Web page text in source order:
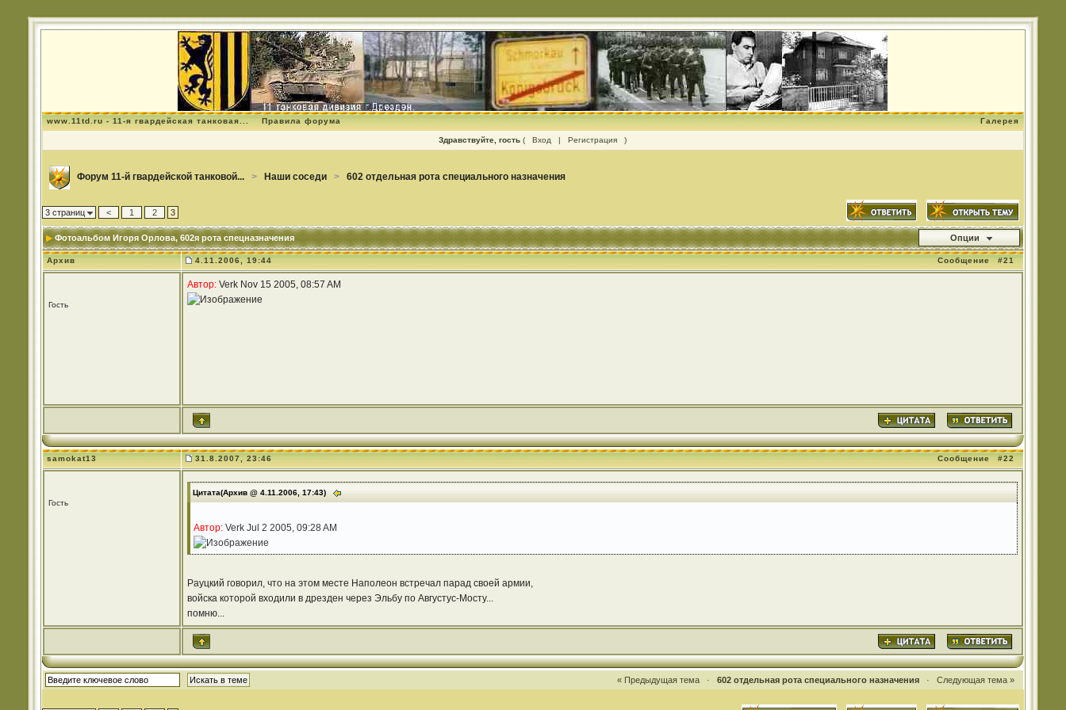
www.11td.ru - 11-я гвардейская танковая... Правила форума Галерея
Здравствуйте, гость ( Вход | Регистрация )
Форум 11-й гвардейской танковой... > Наши соседи > 602 отдельная рота специального назначения
3 страниц < 1 2 3
Фотоальбом Игоря Орлова, 602я рота спецназначения Опции
Архив 4.11.2006, 19:44 Сообщение #21
Гость
Автор:Verk Nov 15 2005, 08:57 AM
samokat13 31.8.2007, 23:46 Сообщение #22
Гость
Цитата(Архив @ 4.11.2006, 17:43)
Автор:Verk Jul 2 2005, 09:28 AM
Рауцкий говорил, что на этом месте Наполеон встречал парад своей армии,
войска которой входили в дрезден через Эльбу по Августус-Мосту...
помню...
« Предыдущая тема · 602 отдельная рота специального назначения · Следующая тема »